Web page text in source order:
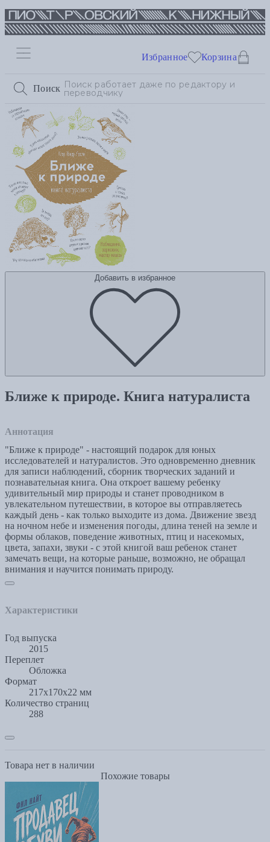
Поиск
Избранное Корзина
Добавить в избранное
Ближе к природе. Книга натуралиста
Аннотация
"Ближе к природе" - настоящий подарок для юных
исследователей и натуралистов. Это одновременно дневник
для записи наблюдений, сборник творческих заданий и
познавательная книга. Она откроет вашему ребенку
удивительный мир природы и станет проводником в
увлекательном путешествии, в которое вы отправляетесь
каждый день - как только выходите из дома. Движение звезд
на ночном небе и изменения погоды, длина теней на земле и
формы облаков, поведение животных, птиц и насекомых,
цвета, запахи, звуки - с этой книгой ваш ребенок станет
замечать вещи, на которые раньше, возможно, не обращал
внимания и научится понимать природу.
Характеристики
Год выпуска
2015
Переплет
Обложка
Формат
217x170x22 мм
Количество страниц
288
Товара нет в наличии
Похожие товары